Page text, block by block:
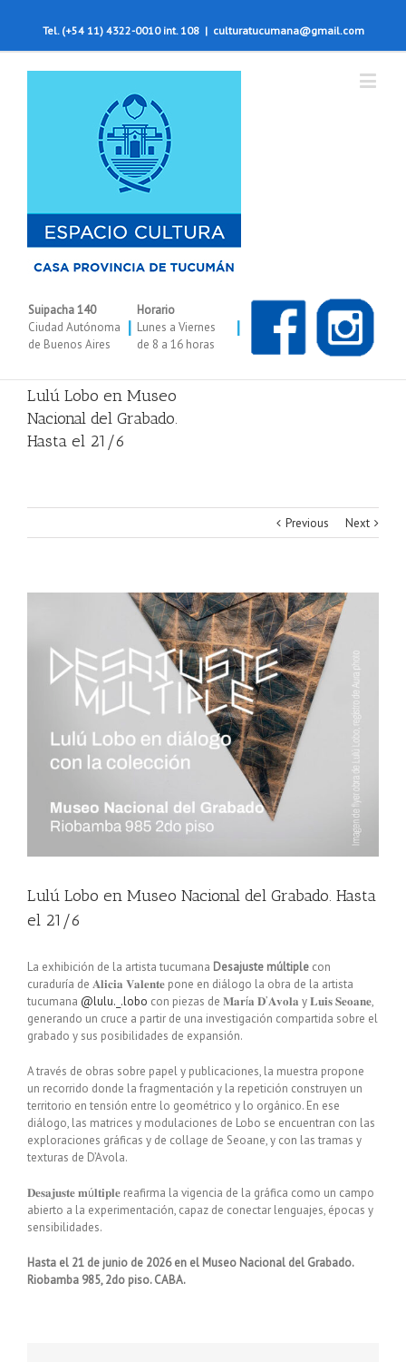
Tel. (+54 11) 4322-0010 int. 108 | culturatucumana@gmail.com
Suipacha 140
Ciudad Autónoma
de Buenos Aires
|
Horario
Lunes a Viernes
de 8 a 16 horas
|
Lulú Lobo en Museo
Nacional del Grabado.
Hasta el 21/6
Previous Next
Lulú Lobo en Museo Nacional del Grabado. Hasta
el 21/6
La exhibición de la artista tucumana Desajuste múltiple con
curaduría de 𝐀𝐥𝐢𝐜𝐢𝐚 𝐕𝐚𝐥𝐞𝐧𝐭𝐞 pone en diálogo la obra de la artista
tucumana @lulu._.lobo con piezas de 𝐌𝐚𝐫í𝐚 𝐃’𝐀𝐯𝐨𝐥𝐚 y 𝐋𝐮𝐢𝐬 𝐒𝐞𝐨𝐚𝐧𝐞,
generando un cruce a partir de una investigación compartida sobre el
grabado y sus posibilidades de expansión.
A través de obras sobre papel y publicaciones, la muestra propone
un recorrido donde la fragmentación y la repetición construyen un
territorio en tensión entre lo geométrico y lo orgánico. En ese
diálogo, las matrices y modulaciones de Lobo se encuentran con las
exploraciones gráficas y de collage de Seoane, y con las tramas y
texturas de D’Avola.
𝐃𝐞𝐬𝐚𝐣𝐮𝐬𝐭𝐞 𝐦ú𝐥𝐭𝐢𝐩𝐥𝐞 reafirma la vigencia de la gráfica como un campo
abierto a la experimentación, capaz de conectar lenguajes, épocas y
sensibilidades.
Hasta el 21 de junio de 2026 en el Museo Nacional del Grabado.
Riobamba 985, 2do piso. CABA.